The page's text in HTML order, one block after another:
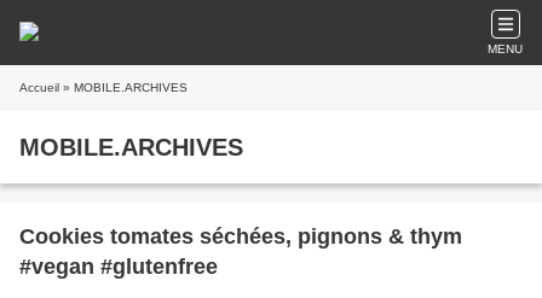
MENU
Accueil » MOBILE.ARCHIVES
MOBILE.ARCHIVES
Cookies tomates séchées, pignons & thym
#vegan #glutenfree